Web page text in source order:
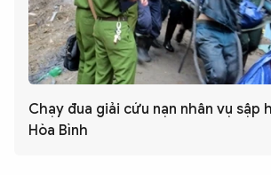
Chạy đua giải cứu nạn nhân vụ sập
Hòa Bình